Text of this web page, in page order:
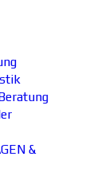
&